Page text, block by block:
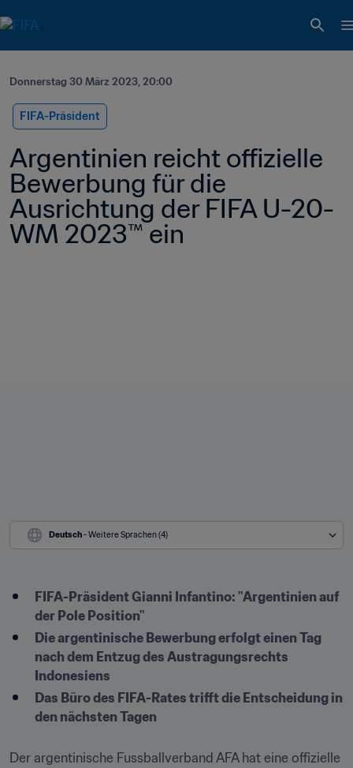
Donnerstag 30 März 2023, 20:00
FIFA-Präsident
Argentinien reicht offizielle
Bewerbung für die
Ausrichtung der FIFA U-20-
WM 2023™ ein
Deutsch - Weitere Sprachen (4)
FIFA-Präsident Gianni Infantino: "Argentinien auf
der Pole Position"
Die argentinische Bewerbung erfolgt einen Tag
nach dem Entzug des Austragungsrechts
Indonesiens
Das Büro des FIFA-Rates trifft die Entscheidung in
den nächsten Tagen
Der argentinische Fussballverband AFA hat eine offizielle